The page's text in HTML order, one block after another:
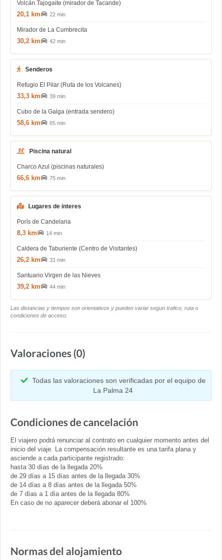
Volcán Tajogaite (mirador de Tacande)
20,1 km 22 min
Mirador de La Cumbrecita
30,2 km 42 min
Senderos
Refugio El Pilar (Ruta de los Volcanes)
33,3 km 39 min
Cubo de la Galga (entrada sendero)
58,6 km 65 min
Piscina natural
Charco Azul (piscinas naturales)
66,6 km 75 min
Lugares de interes
Porís de Candelaria
8,3 km 14 min
Caldera de Taburiente (Centro de Visitantes)
26,2 km 31 min
Santuario Virgen de las Nieves
39,2 km 44 min
Las distancias y tiempos son orientativos y pueden variar segun trafico, ruta o
condiciones de acceso.
Valoraciones (0)
Todas las valoraciones son verificadas por el equipo de
La Palma 24
Condiciones de cancelación
El viajero podrá renunciar al contrato en cualquier momento antes del
inicio del viaje. La compensación resultante es una tarifa plana y
asciende a cada participante registrado:
hasta 30 días de la llegada 20%
de 29 días a 15 días antes de la llegada 30%
de 14 días a 8 días antes de la llegada 50%
de 7 días a 1 día antes de la llegada 80%
En caso de no aparecer deberá abonar el 100%
Normas del alojamiento